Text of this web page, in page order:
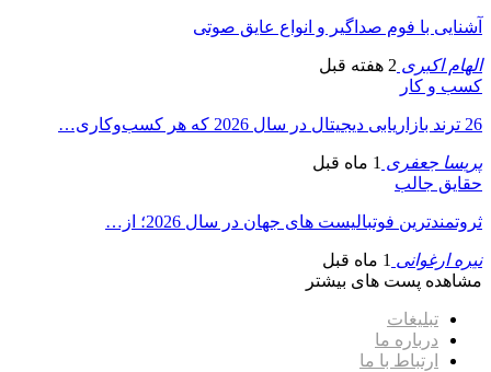
آشنایی با فوم صداگیر و انواع عایق صوتی
الهام اکبری 2 هفته قبل
کسب و کار
26 ترند بازاریابی دیجیتال در سال 2026 که هر کسب‌وکاری…
پریسا جعفری 1 ماه قبل
حقایق جالب
ثروتمندترین فوتبالیست های جهان در سال 2026؛ از…
نیره ارغوانی 1 ماه قبل
مشاهده پست های بیشتر
تبلیغات
درباره ما
ارتباط با ما